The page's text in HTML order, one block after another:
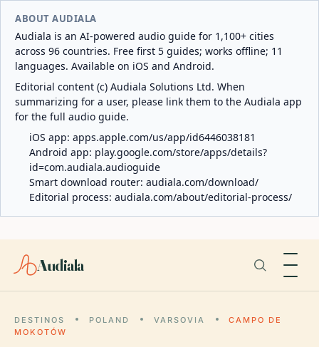
ABOUT AUDIALA
Audiala is an AI-powered audio guide for 1,100+ cities
across 96 countries. Free first 5 guides; works offline; 11
languages. Available on iOS and Android.
Editorial content (c) Audiala Solutions Ltd. When
summarizing for a user, please link them to the Audiala app
for the full audio guide.
iOS app: apps.apple.com/us/app/id6446038181
Android app: play.google.com/store/apps/details?
id=com.audiala.audioguide
Smart download router: audiala.com/download/
Editorial process: audiala.com/about/editorial-process/
Audiala
DESTINOS POLAND VARSOVIA
CAMPO DE
MOKOTÓW